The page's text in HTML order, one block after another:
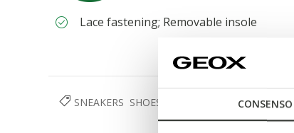
CONSENSO
Lace fastening; Removable insole
SNEAKERS SHOES